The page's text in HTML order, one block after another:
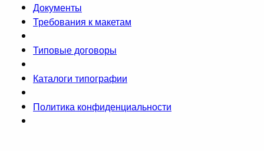
Документы
Требования к макетам
Типовые договоры
Каталоги типографии
Политика конфиденциальности